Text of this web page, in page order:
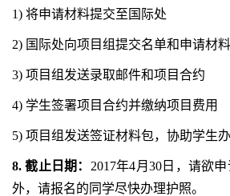
1) 将申请材料提交至国际处
2) 国际处向项目组提交名单和申请材料
3) 项目组发送录取邮件和项目合约
4) 学生签署项目合约并缴纳项目费用
5) 项目组发送签证材料包，协助学生
8.截止日期： 2017年4月30日，请欲
外，请报名的同学尽快办理护照。